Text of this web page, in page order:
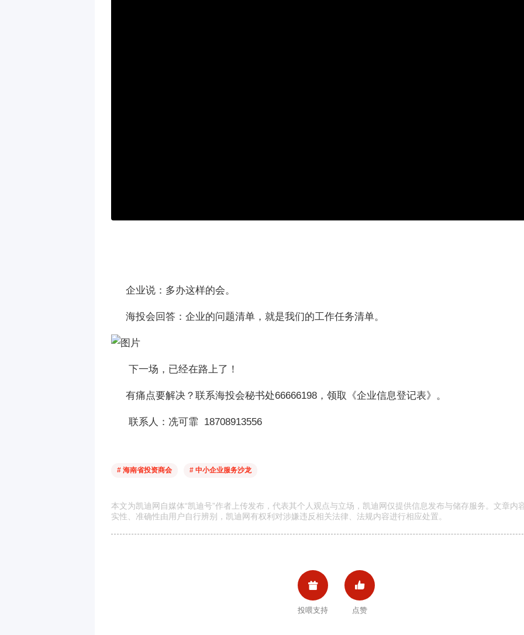
企业说：多办这样的会。
海投会回答：企业的问题清单，就是我们的工作任务清单。
下一场，已经在路上了！
有痛点要解决？联系海投会秘书处66666198，领取《企业信息登记表》。
联系人：冼可霏 18708913556
# 海南省投资商会 # 中小企业服务沙龙
本文为凯迪网自媒体“凯迪号”作者上传发布，代表其个人观点与立场，凯迪网仅提供信息发布与储存服务。文章内
实性、准确性由用户自行辨别，凯迪网有权利对涉嫌违反相关法律、法规内容进行相应处置。

投喂支持

点赞